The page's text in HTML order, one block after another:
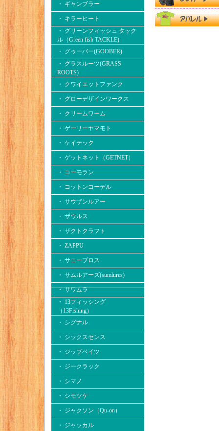
・ ギャンブラー
・ キラーヒート
・ グリーンフィッシュ タック
ル（Green fish TACKLE)
・ グゥーバー(GOOBER)
・ グラスルーツ(GRASS
ROOTS)
・ クワイエットファンク
・ グローデザインワークス
・ クリームワーム
・ ゲーリーヤマモト
・ ケイテック
・ ゲットネット（GETNET）
・ コーモラン
・ コットンコーデル
・ サウザンルアー
・ ザウルス
・ ザクトクラフト
・ ZAPPU
・ サニーブロス
・ サムルアーズ(sumlures)
・ サワムラ
・ 13フィッシング
（13Fishing）
・ シグナル
・ シックスセンス
・ ジップベイツ
・ ジークラック
・ シマノ
・ シモツケ
・ ジャクソン（Qu-on）
・ ジャッカル